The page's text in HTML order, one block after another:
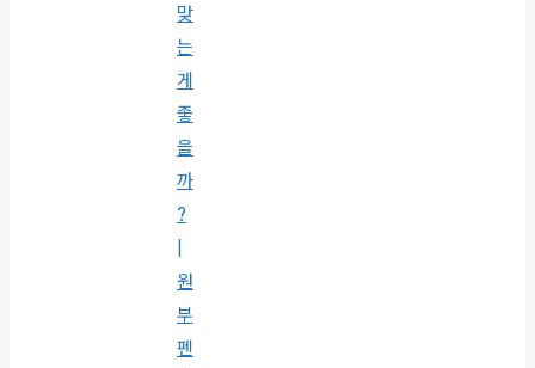
맞
는
게
좋
을
까
?
원
부
펜